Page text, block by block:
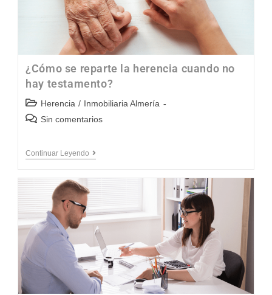
¿Cómo se reparte la herencia cuando no
hay testamento?
Herencia / Inmobiliaria Almería
Sin comentarios
Continuar Leyendo